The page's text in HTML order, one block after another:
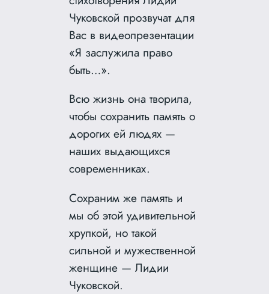
Чуковской прозвучат для
Вас в видеопрезентации
«Я заслужила право
быть…».
Всю жизнь она творила,
чтобы сохранить память о
дорогих ей людях —
наших выдающихся
современниках.
Сохраним же память и
мы об этой удивительной
хрупкой, но такой
сильной и мужественной
женщине — Лидии
Чуковской.